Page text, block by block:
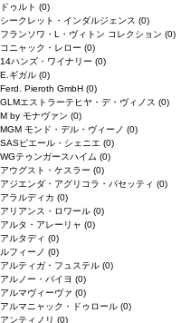
ドゥルト (0)
シークレット・インダルジェンス (0)
フランソワ・L・ヴィトン コレクション (0)
コニャック・レロー (0)
14ハンズ・ワイナリー (0)
E.ギガル (0)
Ferd. Pieroth GmbH (0)
GLMエストラーテヒヤ・デ・ヴィノス (0)
M by モナヴァン (0)
MGM モンド・デル・ヴィーノ (0)
SASピエール・シェニエ (0)
WGテゥンガースハイム (0)
アウグスト・ケスラー (0)
アジエンダ・アグリコラ・パセッティ (0)
アラルディカ (0)
アリアンス・ロワール (0)
アルタ・アレーリャ (0)
アルタディ (0)
ルフィーノ (0)
アルティガ・フュステル (0)
アルノー・バイヨ (0)
アルマヴィーヴァ (0)
アルマニャック・ドゥロール (0)
アンティノリ (0)